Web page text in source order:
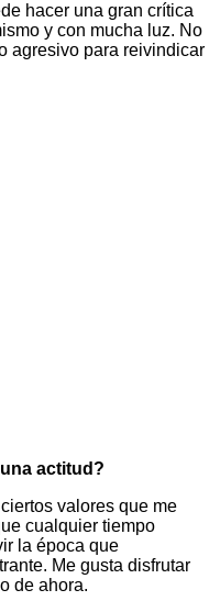
hacer una gran crítica
y con mucha luz. No
agresivo para reivindicar
actitud?
valores que me
cualquier tiempo
la época que
Me gusta disfrutar
de ahora.